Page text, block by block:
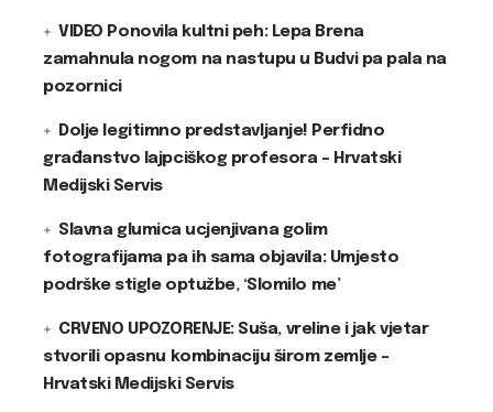
VIDEO Ponovila kultni peh: Lepa Brena
zamahnula nogom na nastupu u Budvi pa pala na
pozornici
Dolje legitimno predstavljanje! Perfidno
građanstvo lajpciškog profesora – Hrvatski
Medijski Servis
Slavna glumica ucjenjivana golim
fotografijama pa ih sama objavila: Umjesto
podrške stigle optužbe, ‘Slomilo me’
CRVENO UPOZORENJE: Suša, vreline i jak vjetar
stvorili opasnu kombinaciju širom zemlje –
Hrvatski Medijski Servis